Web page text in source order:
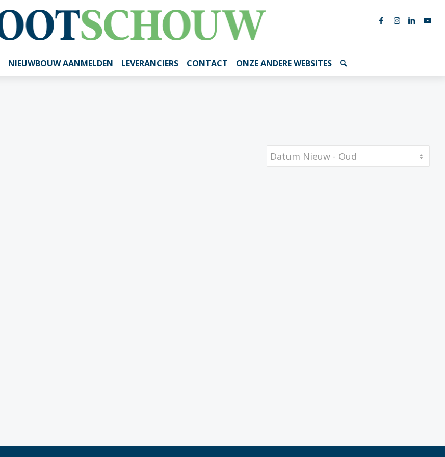
NIEUWBOUW AANMELDEN LEVERANCIERS CONTACT ONZE ANDERE WEBSITES